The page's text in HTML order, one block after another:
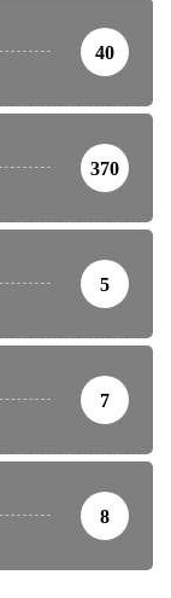
40
370
5
7
8